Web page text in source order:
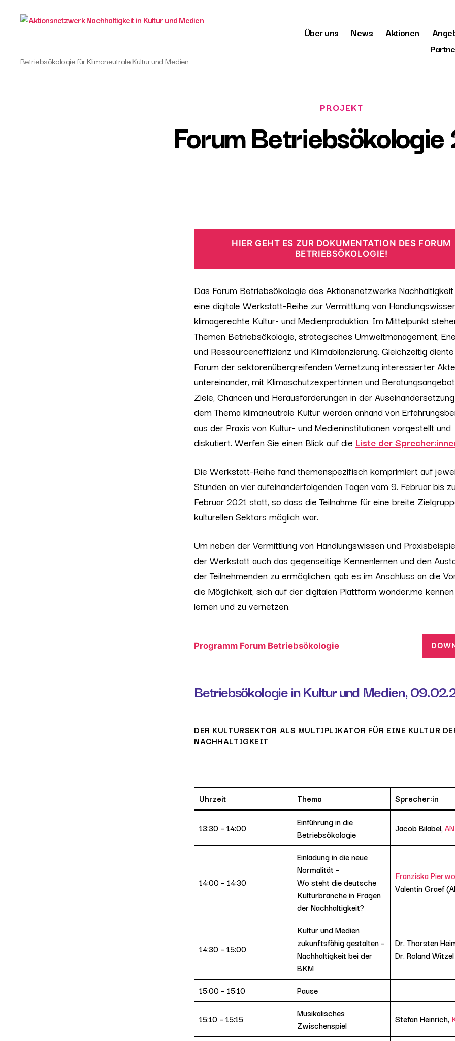
Nachhaltigkeit
Betriebsökologie für Klimaneutrale Kultur und Medien
Über uns News Aktionen
Forum
HIER GEHT ES ZUR DOKUMENTATION DES FORUM
BETRIEBSÖKOLOGIE!
Das Forum Betriebsökologie des Aktionsnetzwerks
eine digitale Werkstatt-Reihe zur Vermittlung von
klimagerechte Kultur- und Medienproduktion. Im Mittelpunkt
Themen Betriebsökologie, strategisches Umweltmanagement,
und Ressourceneffizienz und Klimabilanzierung. Gleichzeitig
Forum der sektorenübergreifenden Vernetzung interessierter
untereinander, mit Klimaschutzexpert:innen und
Ziele, Chancen und Herausforderungen in der
dem Thema klimaneutrale Kultur werden anhand von
aus der Praxis von Kultur- und Medieninstitutionen vorgestellt und
diskutiert. Werfen Sie einen Blick auf die Liste der
Die Werkstatt-Reihe fand themenspezifisch komprimiert auf
Stunden an vier aufeinanderfolgenden Tagen vom 9. Februar bis
Februar 2021 statt, so dass die Teilnahme für eine breite
kulturellen Sektors möglich war.
Um neben der Vermittlung von Handlungswissen und
der Werkstatt auch das gegenseitige Kennenlernen und den
der Teilnehmenden zu ermöglichen, gab es im Anschluss an die
die Möglichkeit, sich auf der digitalen Plattform wonder.me
lernen und zu vernetzen.
Programm Forum Betriebsökologie
Betriebsökologie in Kultur und Medien,
DER KULTURSEKTOR ALS MULTIPLIKATOR FÜR EINE KULTUR
NACHHALTIGKEIT
Uhrzeit Thema Sprecher:in
13:30 – 14:00
Einführung in die
Betriebsökologie
Jacob Bilabel,
14:00 – 14:30
Einladung in die neue
Normalität –
Wo steht die deutsche
Kulturbranche in Fragen
der Nachhaltigkeit?
Franziska
Valentin Graef
14:30 – 15:00
Kultur und Medien
zukunftsfähig gestalten –
Nachhaltigkeit bei der
BKM
Dr. Thorsten
Dr. Roland
15:00 – 15:10 Pause
15:10 – 15:15
Musikalisches
Zwischenspiel
Stefan Heinrich,